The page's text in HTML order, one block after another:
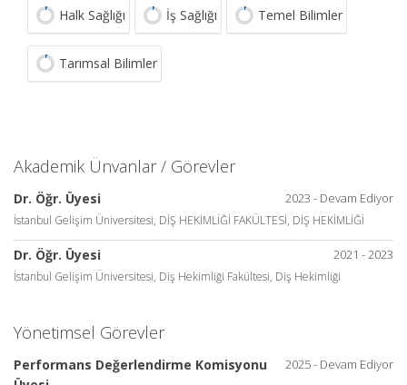
Halk Sağlığı İş Sağlığı Temel Bilimler
Tarımsal Bilimler
Akademik Ünvanlar / Görevler
2023 - Devam Ediyor
Dr. Öğr. Üyesi
İstanbul Gelişim Üniversitesi, DİŞ HEKİMLİĞİ FAKÜLTESİ, DİŞ HEKİMLİĞİ
2021 - 2023
Dr. Öğr. Üyesi
İstanbul Gelişim Üniversitesi, Diş Hekimliği Fakültesi, Diş Hekimliği
Yönetimsel Görevler
2025 - Devam Ediyor
Performans Değerlendirme Komisyonu